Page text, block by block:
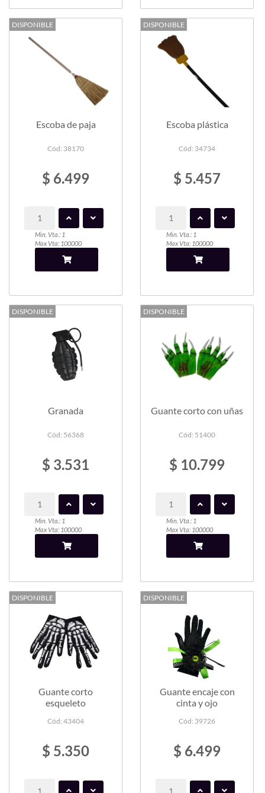
DISPONIBLE
Escoba de paja
Cód: 38170
$ 6.499
Min. Vta.: 1
Max Vta: 100000
DISPONIBLE
Escoba plástica
Cód: 34734
$ 5.457
Min. Vta.: 1
Max Vta: 100000
DISPONIBLE
Granada
Cód: 56368
$ 3.531
Min. Vta.: 1
Max Vta: 100000
DISPONIBLE
Guante corto con uñas
Cód: 51400
$ 10.799
Min. Vta.: 1
Max Vta: 100000
DISPONIBLE
Guante corto
esqueleto
Cód: 43404
$ 5.350
DISPONIBLE
Guante encaje con
cinta y ojo
Cód: 39726
$ 6.499